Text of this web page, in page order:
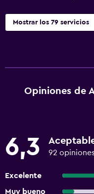
Mostrar los 79 servicios
Opiniones de
6,3 92
Excelente
Muy bueno